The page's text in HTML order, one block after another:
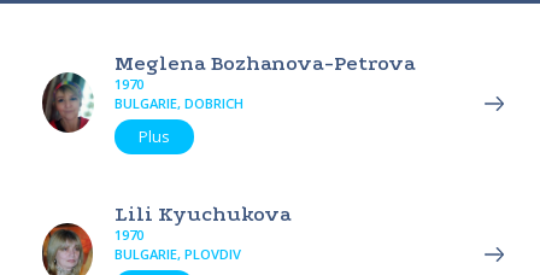
Meglena Bozhanova-Petrova
1970
BULGARIE, DOBRICH
Plus
Lili Kyuchukova
1970
BULGARIE, PLOVDIV